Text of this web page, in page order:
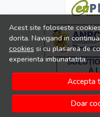
Acest site foloseste
dorita. Navigand in
cookies si cu plasarea de
experienta imbunatatita.
Accepta
Doar